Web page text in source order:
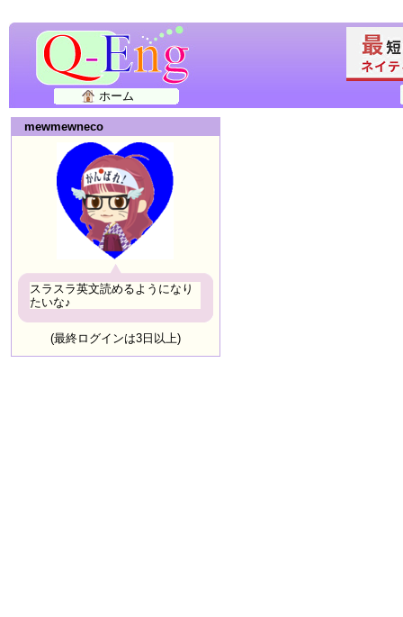
ホーム
mewmewneco
スラスラ英文読めるようになり
たいな♪
(最終ログインは3日以上)